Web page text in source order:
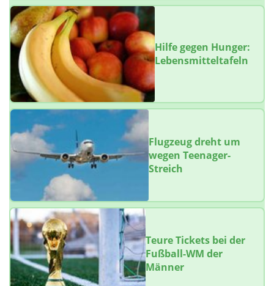
Hilfe gegen Hunger:
Lebensmitteltafeln
Flugzeug dreht um
wegen Teenager-
Streich
Teure Tickets bei der
Fußball-WM der
Männer